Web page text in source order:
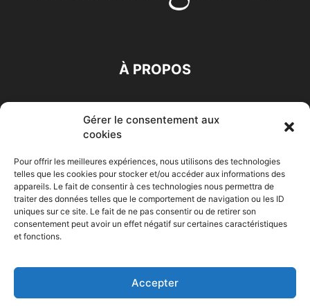
Gérer le consentement aux
cookies
Pour offrir les meilleures expériences, nous utilisons des technologies
telles que les cookies pour stocker et/ou accéder aux informations des
appareils. Le fait de consentir à ces technologies nous permettra de
traiter des données telles que le comportement de navigation ou les ID
uniques sur ce site. Le fait de ne pas consentir ou de retirer son
consentement peut avoir un effet négatif sur certaines caractéristiques
et fonctions.
Accepter
À PROPOS
Accueil Economie Entreprises Entrepreneur
Maghreb
© Challenges.tn By AAKOM.DIGITAL